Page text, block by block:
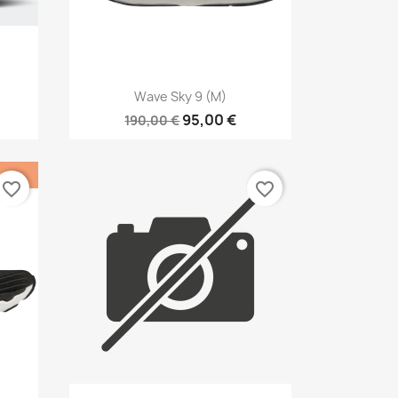
Aperçu rapide
Wave Sky 9 (M)
190,00 €95,00 €
favorite_border favorite_border